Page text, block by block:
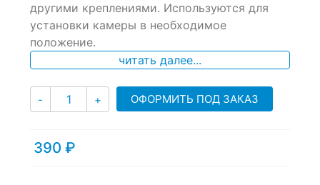
customer
ratings
другими креплениями. Используются для
установки камеры в необходимое
положение.
читать далее...
- Количество
+ ОФОРМИТЬ ПОД ЗАКАЗ
390 ₽